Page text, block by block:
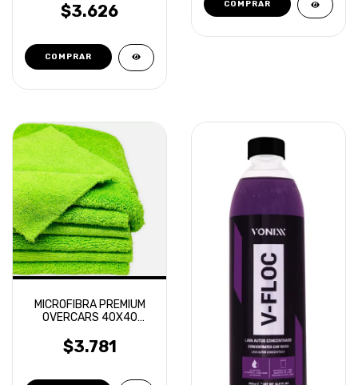
$3.626
MICROFIBRA PREMIUM
OVERCARS 40X40
$3.781